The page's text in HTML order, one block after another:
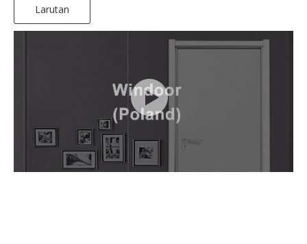
Larutan